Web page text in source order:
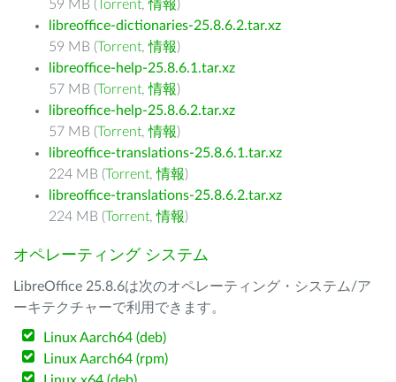
59 MB (Torrent,情報)
libreoffice-dictionaries-25.8.6.2.tar.xz
59 MB (Torrent,情報)
libreoffice-help-25.8.6.1.tar.xz
57 MB (Torrent,情報)
libreoffice-help-25.8.6.2.tar.xz
57 MB (Torrent,情報)
libreoffice-translations-25.8.6.1.tar.xz
224 MB (Torrent,情報)
libreoffice-translations-25.8.6.2.tar.xz
224 MB (Torrent,情報)
オペレーティング システム
LibreOffice 25.8.6は次のオペレーティング・システム/ア
ーキテクチャーで利用できます。
Linux Aarch64 (deb)
Linux Aarch64 (rpm)